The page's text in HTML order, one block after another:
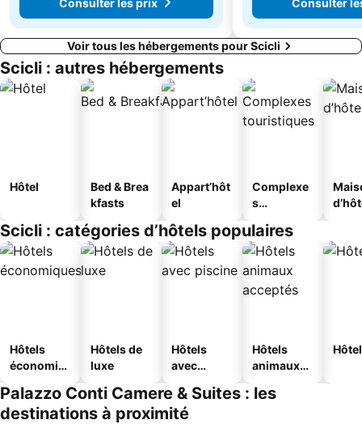
111 €
Voir tous les hébergements pour Scicli
Scicli : autres hébergements
Hôtel
Bed & Brea
kfasts
Appart’hôt
el
Complexe
s
s
Scicli : catégories d’hôtels populaires
Hôtels
économiq
Hôtels de
luxe
Hôtels
avec
Hôtels
animaux
Palazzo Conti Camere & Suites : les
destinations à proximité